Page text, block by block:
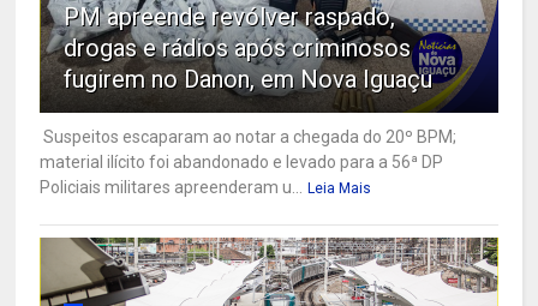
PM apreende revólver raspado,
drogas e rádios após criminosos
fugirem no Danon, em Nova Iguaçu
Suspeitos escaparam ao notar a chegada do 20º BPM;
material ilícito foi abandonado e levado para a 56ª DP
Policiais militares apreenderam u...
Leia Mais